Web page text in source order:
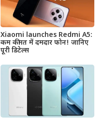
Xiaomi launches Redmi A5:
कम कीमत में दमदार फोन! जानिए
पूरी डिटेल्स